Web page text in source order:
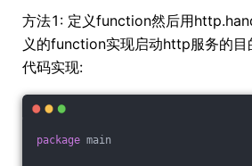
方法1: 定义function然后用
义的function实现启动http服务的目
代码实现:
package main